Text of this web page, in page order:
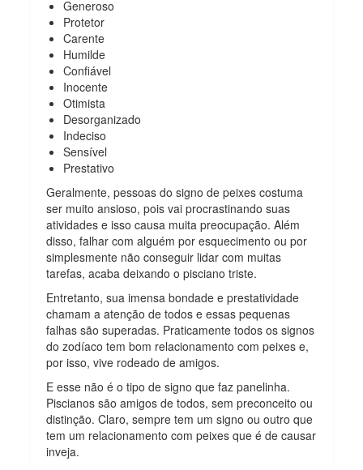
Generoso
Protetor
Carente
Humilde
Confiável
Inocente
Otimista
Desorganizado
Indeciso
Sensível
Prestativo
Geralmente, pessoas do signo de peixes costuma
ser muito ansioso, pois vai procrastinando suas
atividades e isso causa muita preocupação. Além
disso, falhar com alguém por esquecimento ou por
simplesmente não conseguir lidar com muitas
tarefas, acaba deixando o pisciano triste.
Entretanto, sua imensa bondade e prestatividade
chamam a atenção de todos e essas pequenas
falhas são superadas. Praticamente todos os signos
do zodíaco tem bom relacionamento com peixes e,
por isso, vive rodeado de amigos.
E esse não é o tipo de signo que faz panelinha.
Piscianos são amigos de todos, sem preconceito ou
distinção. Claro, sempre tem um signo ou outro que
tem um relacionamento com peixes que é de causar
inveja.